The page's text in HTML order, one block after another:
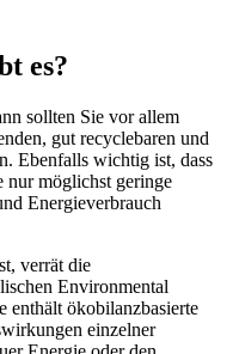
es?
sollten Sie vor allem
gut recyclebaren und
Ebenfalls wichtig ist, dass
nur möglichst geringe
Energieverbrauch
verrät die
Environmental
enthält ökobilanzbasierte
einzelner